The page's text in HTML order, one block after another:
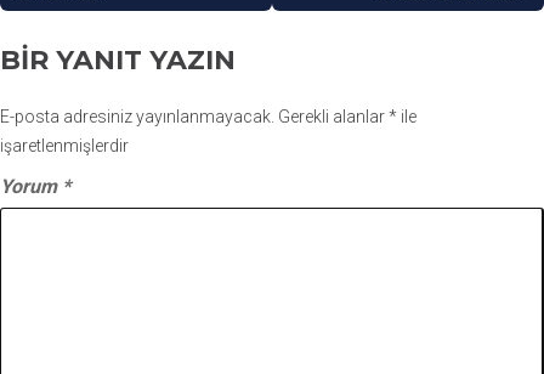
BIR YANIT YAZIN
E-posta adresiniz yayınlanmayacak. Gerekli alanlar* ile
işaretlenmişlerdir
Yorum *